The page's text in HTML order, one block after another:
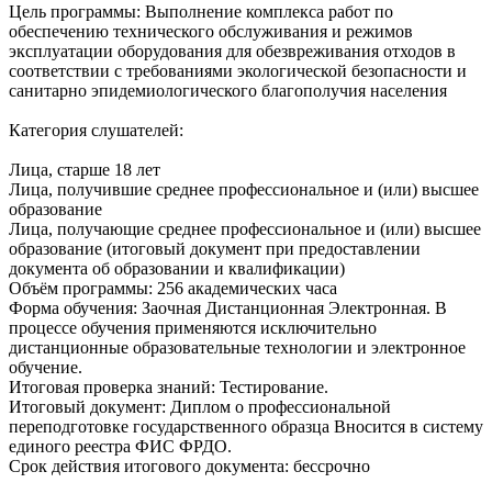
Цель программы: Выполнение комплекса работ по
обеспечению технического обслуживания и режимов
эксплуатации оборудования для обезвреживания отходов в
соответствии с требованиями экологической безопасности и
санитарно эпидемиологического благополучия населения
Категория слушателей:
Лица, старше 18 лет
Лица, получившие среднее профессиональное и (или) высшее
образование
Лица, получающие среднее профессиональное и (или) высшее
образование (итоговый документ при предоставлении
документа об образовании и квалификации)
Объём программы: 256 академических часа
Форма обучения: Заочная Дистанционная Электронная. В
процессе обучения применяются исключительно
дистанционные образовательные технологии и электронное
обучение.
Итоговая проверка знаний: Тестирование.
Итоговый документ: Диплом о профессиональной
переподготовке государственного образца Вносится в систему
единого реестра ФИС ФРДО.
Срок действия итогового документа: бессрочно